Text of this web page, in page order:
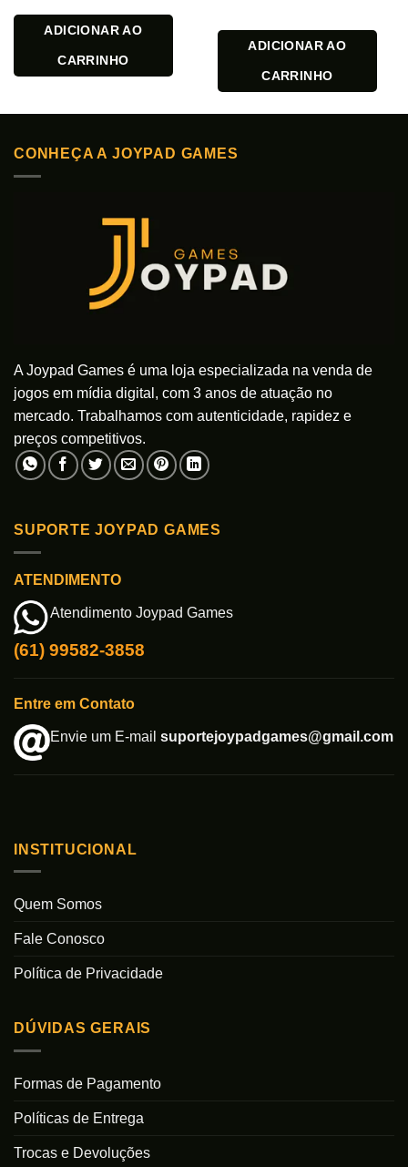
ADICIONAR AO
CARRINHO
ADICIONAR AO
CARRINHO
CONHEÇA A JOYPAD GAMES
A Joypad Games é uma loja especializada na venda de
jogos em mídia digital, com 3 anos de atuação no
mercado. Trabalhamos com autenticidade, rapidez e
preços competitivos.
SUPORTE JOYPAD GAMES
ATENDIMENTO
Atendimento Joypad Games
(61) 99582-3858
Entre em Contato
Envie um E-mail suportejoypadgames@gmail.com
INSTITUCIONAL
Quem Somos
Fale Conosco
Política de Privacidade
DÚVIDAS GERAIS
Formas de Pagamento
Políticas de Entrega
Trocas e Devoluções